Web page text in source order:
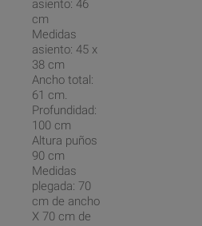
asiento: 46
cm
Medidas
asiento: 45 x
38 cm
Ancho total:
61 cm.
Profundidad:
100 cm
Altura puños
90 cm
Medidas
plegada: 70
cm de ancho
X 70 cm de